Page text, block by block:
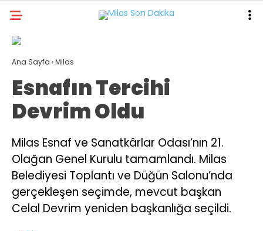
GALERİ
MILAS
MUĞLA’DAN
ASAYIŞ
GÜNDEM
EKONOMI
SPOR
Ana Sayfa ›Milas
Esnafın Tercihi
Devrim Oldu
Milas Esnaf ve Sanatkârlar Odası’nın 21.
Olağan Genel Kurulu tamamlandı. Milas
Belediyesi Toplantı ve Düğün Salonu’nda
gerçekleşen seçimde, mevcut başkan
Celal Devrim yeniden başkanlığa seçildi.